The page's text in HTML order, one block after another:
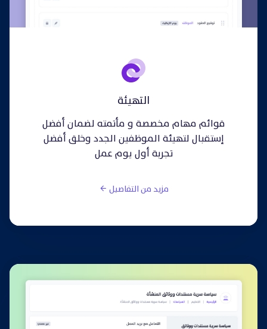
التهيئة
قوائم مهام مخصصة و مأتمته لضمان أفضل
إستقبال لتهيئة الموظفين الجدد وخلق أفضل
تجربة أول يوم عمل
مزيد من التفاصيل